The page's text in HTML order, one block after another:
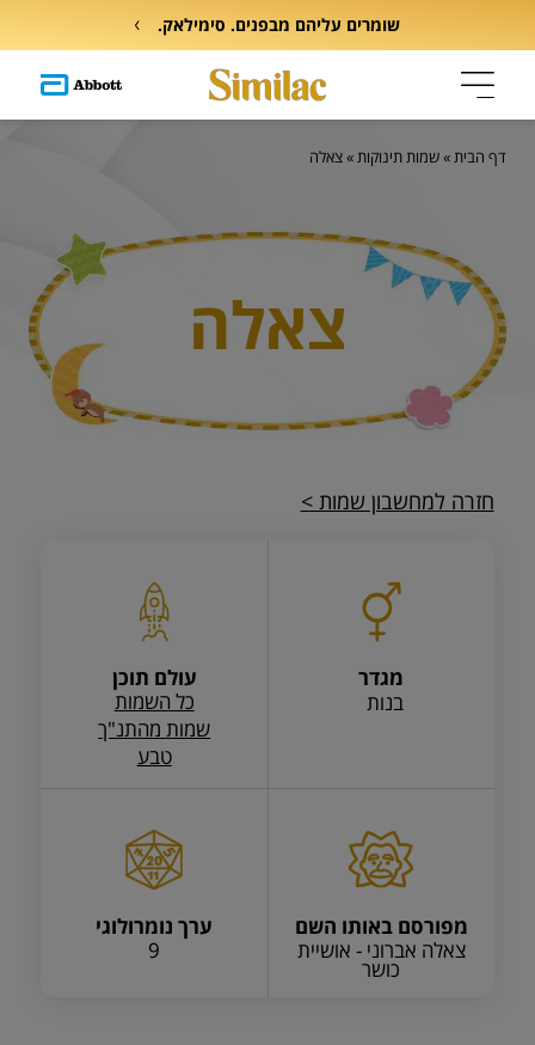
שומרים עליהם מבפנים. סימילאק.
צאלה
דף הבית»שמות תינוקות»צאלה
חזרה למחשבון שמות >
מגדר
בנות
עולם תוכן
כל השמות
שמות מהתנ"ך
טבע
מפורסם באותו השם
צאלה אברוני - אושיית
כושר
ערך נומרולוגי
9